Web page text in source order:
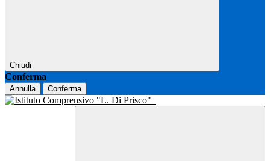
Chiudi
Conferma
Annulla Conferma